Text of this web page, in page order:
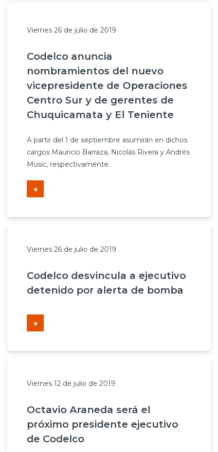
Viernes 26 de julio de 2019
Codelco anuncia
nombramientos del nuevo
vicepresidente de Operaciones
Centro Sur y de gerentes de
Chuquicamata y El Teniente
A partir del 1 de septiembre asumirán en dichos
cargos Mauricio Barraza, Nicolás Rivera y Andrés
Music, respectivamente.
+
Viernes 26 de julio de 2019
Codelco desvincula a ejecutivo
detenido por alerta de bomba
+
Viernes 12 de julio de 2019
Octavio Araneda será el
próximo presidente ejecutivo
de Codelco